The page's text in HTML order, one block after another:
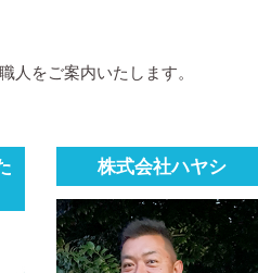
人をご案内いたします。
株式会社ハヤシ